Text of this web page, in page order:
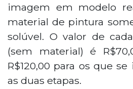
imagem em modelo
material de pintura
solúvel. O valor de
(sem material) é
R$120,00 para os que
as duas etapas.